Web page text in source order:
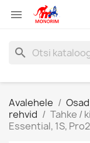

search
Avalehele Osad
rehvid
Tahke /
Essential, 1S,